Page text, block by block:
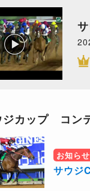
ジカップ コン
お知らせ
サウジ